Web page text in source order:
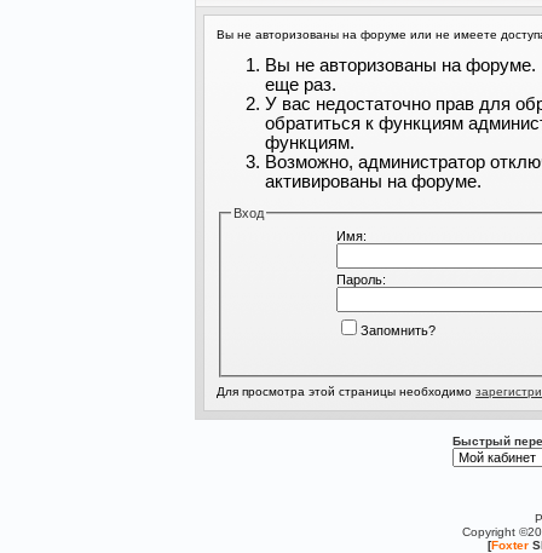
Вы не авторизованы на форуме или не имеете
Вы не авторизованы на форуме.
еще раз.
У вас недостаточно прав для
обратиться к функциям
функциям.
Возможно, администратор
активированы на форуме.
Вход
Имя:
Пароль:
Запомнить?
Для просмотра этой страницы необходимо
Быстрый
Copyright
[Foxter